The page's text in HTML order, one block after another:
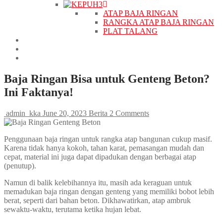
ATAP BAJA RINGAN
RANGKA ATAP BAJA RINGAN
PLAT TALANG
Baja Ringan Bisa untuk Genteng Beton?
Ini Faktanya!
admin_kka June 20, 2023 Berita 2 Comments
Penggunaan baja ringan untuk rangka atap bangunan cukup masif.
Karena tidak hanya kokoh, tahan karat, pemasangan mudah dan
cepat, material ini juga dapat dipadukan dengan berbagai atap
(penutup).
Namun di balik kelebihannya itu, masih ada keraguan untuk
memadukan baja ringan dengan genteng yang memiliki bobot lebih
berat, seperti dari bahan beton. Dikhawatirkan, atap ambruk
sewaktu-waktu, terutama ketika hujan lebat.